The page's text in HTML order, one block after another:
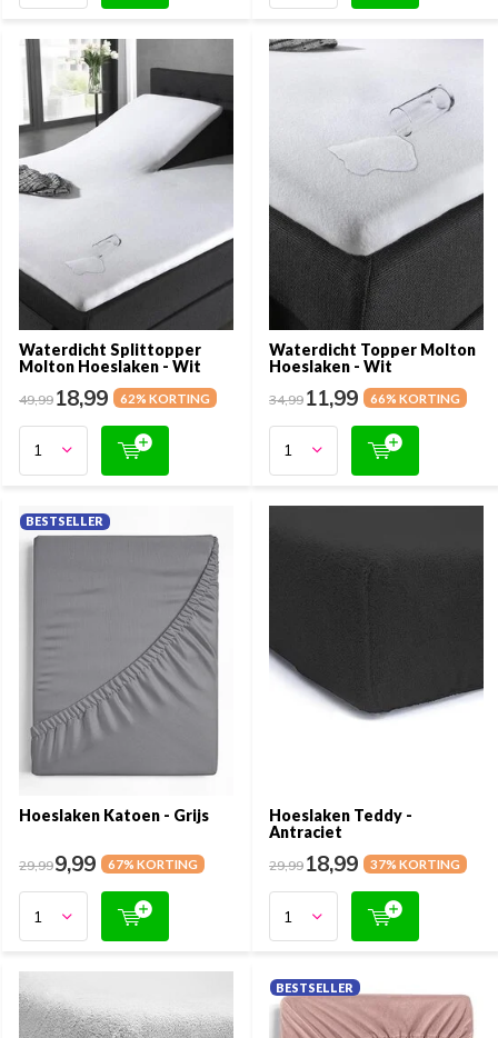
Waterdicht Splittopper
Molton Hoeslaken - Wit
49,9918,99 62% KORTING
Waterdicht Topper Molton
Hoeslaken - Wit
34,9911,99 66% KORTING
Hoeslaken Katoen - Grijs
BESTSELLER
29,999,99 67% KORTING
Hoeslaken Teddy -
Antraciet
29,9918,99 37% KORTING
BESTSELLER